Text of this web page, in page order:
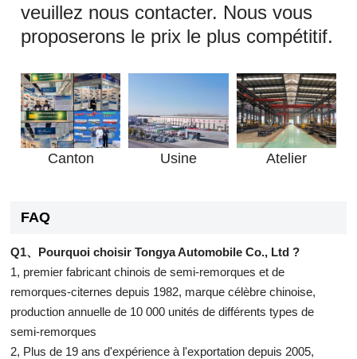
veuillez nous contacter. Nous vous
proposerons le prix le plus compétitif.
Canton Usine Atelier
FAQ
Q1、Pourquoi choisir Tongya Automobile Co., Ltd ?
1, premier fabricant chinois de semi-remorques et de
remorques-citernes depuis 1982, marque célèbre chinoise,
production annuelle de 10 000 unités de différents types de
semi-remorques
2, Plus de 19 ans d'expérience à l'exportation depuis 2005,